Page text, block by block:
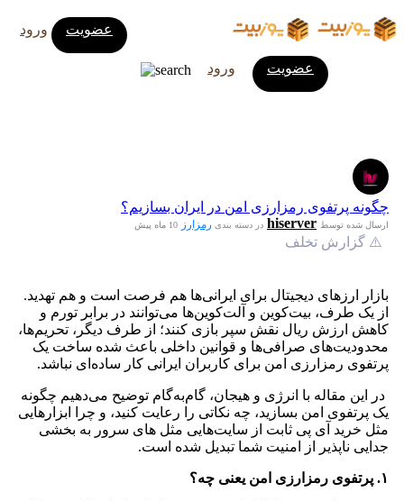
ورود عضویت
ورود عضویت
چگونه پرتفوی رمزارزی امن در ایران بسازیم؟
ارسال شده توسط hiserver در دسته بندی رمزارز 10 ماه پیش
⚠️ گزارش تخلف
بازار ارزهای دیجیتال برای ایرانی‌ها هم فرصت است و هم تهدید.
از یک طرف، بیت‌کوین و آلت‌کوین‌ها می‌توانند در برابر تورم و
کاهش ارزش ریال نقش سپر بازی کنند؛ از طرف دیگر، تحریم‌ها،
محدودیت‌های صرافی‌ها و قوانین داخلی باعث شده ساخت یک
پرتفوی رمزارزی امن برای کاربران ایرانی کار ساده‌ای نباشد.
در این مقاله با انرژی و هیجان، گام‌به‌گام توضیح می‌دهیم چگونه
یک پرتفوی امن بسازید، چه نکاتی را رعایت کنید، و چرا ابزارهایی
مثل خرید آی پی ثابت از سایت‌هایی مثل های سرور به بخشی
جدایی‌ ناپذیر از امنیت شما تبدیل شده است.
۱. پرتفوی رمزارزی امن یعنی چه؟